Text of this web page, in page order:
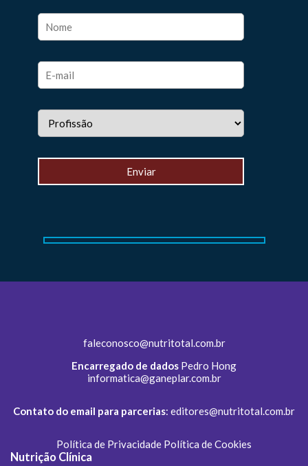
faleconosco@nutritotal.com.br
Encarregado de dados Pedro Hong
informatica@ganeplar.com.br
Contato do email para parcerias: editores@nutritotal.com.br
Política de Privacidade Política de Cookies
Nutrição Clínica